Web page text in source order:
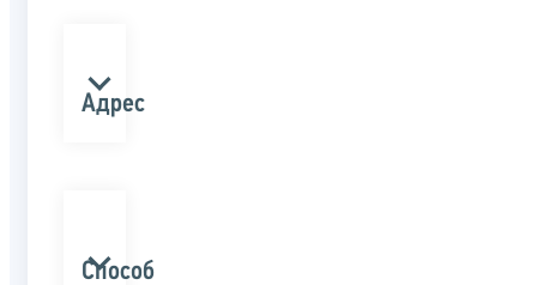
Адрес
Способ